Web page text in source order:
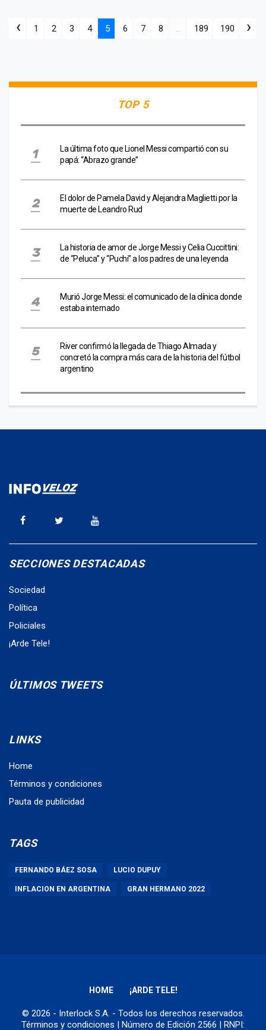
‹ 1 2 3 4 5 6 7 8 ... 189 190 ›
TOP 5
La última foto que Lionel Messi compartió con su
papá: “Abrazo grande”
El dolor de Pamela David y Alejandra Maglietti por la
muerte de Leandro Rud
La historia de amor de Jorge Messi y Celia Cuccittini:
de “Peluca” y “Puchi” a los padres de una leyenda
Murió Jorge Messi: el comunicado de la clínica donde
estaba internado
River confirmó la llegada de Thiago Almada y
concretó la compra más cara de la historia del fútbol
argentino
SECCIONES DESTACADAS
Sociedad
Política
Policiales
¡Arde Tele!
ÚLTIMOS TWEETS
LINKS
Home
Términos y condiciones
Pauta de publicidad
TAGS
FERNANDO BÁEZ SOSA LUCIO DUPUY
INFLACION EN ARGENTINA GRAN HERMANO 2022
HOME ¡ARDE TELE!
© 2026 - Interlock S.A. - Todos los derechos reservados.
Términos y condiciones | Número de Edición 2566 | RNPI: